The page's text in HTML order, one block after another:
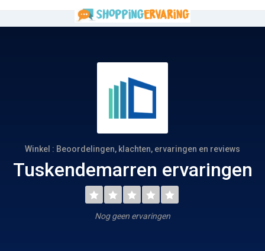
Winkel : Beoordelingen, klachten, ervaringen en reviews
Tuskendemarren ervaringen
Nog geen ervaringen